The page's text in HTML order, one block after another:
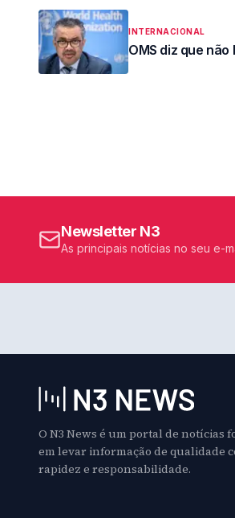
INTERNACIONAL
OMS diz que
Newsletter N3
As principais notícias no seu e-
O N3 News é um portal de notícias
em levar informação de qualidade
rapidez e responsabilidade.